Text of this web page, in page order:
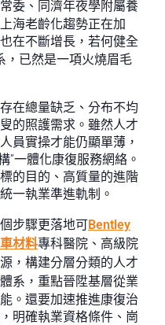
委、同濟年夜學附屬養
海老齡化趨勢正在加
在不斷增長，若何健全
，已然是一項火燒眉毛
在總量缺乏、分布不均
的照護需求。雖然人才
員實操才能仍顯單薄，
”一體化康復服務網絡。
的目的、高質量的進階
一執業準進軌制。
步驟更落地可Bentley
材料專科醫院、高級院
，構建分層分類的人才
系，重點晉陞基層從業
。還要加速推進康復治
明確執業資格條件、崗